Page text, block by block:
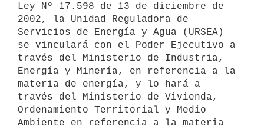
Ley Nº 17.598 de 13 de diciembre de
2002, la Unidad Reguladora de
Servicios de Energía y Agua (URSEA)
se vinculará con el Poder Ejecutivo a
través del Ministerio de Industria,
Energía y Minería, en referencia a la
materia de energía, y lo hará a
través del Ministerio de Vivienda,
Ordenamiento Territorial y Medio
Ambiente en referencia a la materia